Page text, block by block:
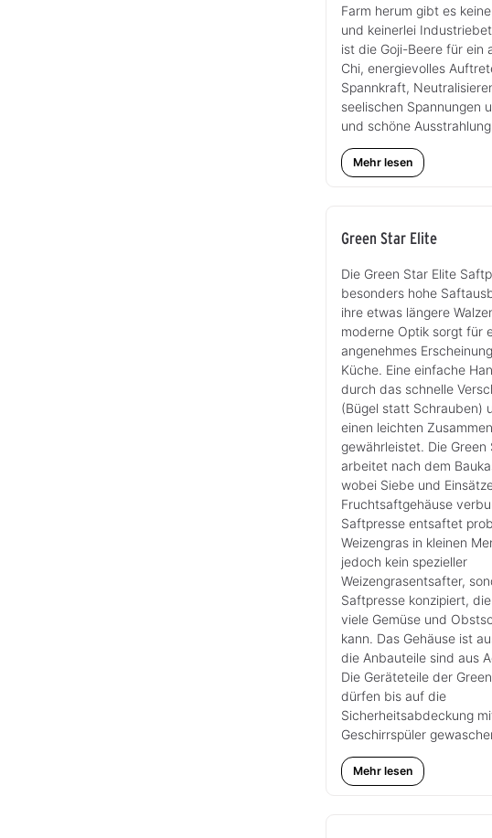
Farm herum gibt es
und keinerlei
ist die Goji-Beere für ein
Chi, energievolles
Spannkraft,
seelischen Spannungen
und schöne
Mehr lesen
Green Star Elite
Die Green Star Elite
besonders hohe
ihre etwas längere
moderne Optik sorgt für
angenehmes
Küche. Eine einfache
durch das schnelle
(Bügel statt Schrauben)
einen leichten
gewährleistet. Die Green
arbeitet nach dem
wobei Siebe und
Fruchtsaftgehäuse
Saftpresse entsaftet
Weizengras in kleinen
jedoch kein spezieller
Weizengrasentsafter,
Saftpresse konzipiert,
viele Gemüse und
kann. Das Gehäuse ist
die Anbauteile sind aus
Die Geräteteile der
dürfen bis auf die
Sicherheitsabdeckung
Geschirrspüler
Mehr lesen